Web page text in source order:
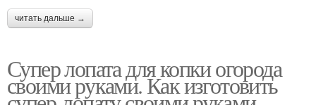
читать дальше →
Супер лопата для копки огорода
своими руками. Как изготовить